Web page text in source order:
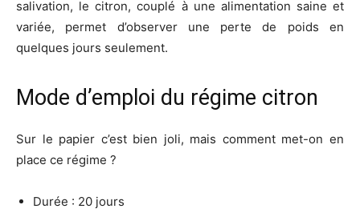
salivation, le citron, couplé à une alimentation saine et
variée, permet d’observer une perte de poids en
quelques jours seulement.
Mode d’emploi du régime citron
Sur le papier c’est bien joli, mais comment met-on en
place ce régime ?
Durée : 20 jours